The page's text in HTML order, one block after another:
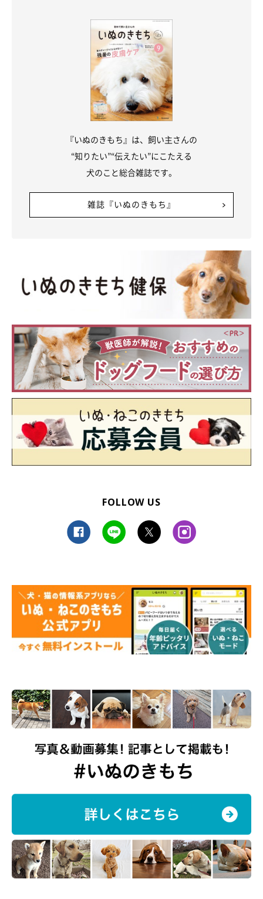
まいにちのいぬ・ねこのきもちアプリ
の個体差はあります。愛犬に合った果実や分量を見極めて、上手
に与えていきましょう。
出典／「犬の食べ物図鑑 与えてOK？NG？2017最新版」（監
修：高円寺アニマルクリニック院長 高崎一哉先生）
文／WG_うちみ
※写真はスマホアプリ「まいにちのいぬ・ねこのきもち」で投稿
されたものです。
※記事と写真に関連性はありませんので予めご了承ください。
『いぬのきもち』は、飼い主さんの
“知りたい”“伝えたい”にこたえる
犬のこと総合雑誌です。
雑誌『いぬのきもち』
FOLLOW US